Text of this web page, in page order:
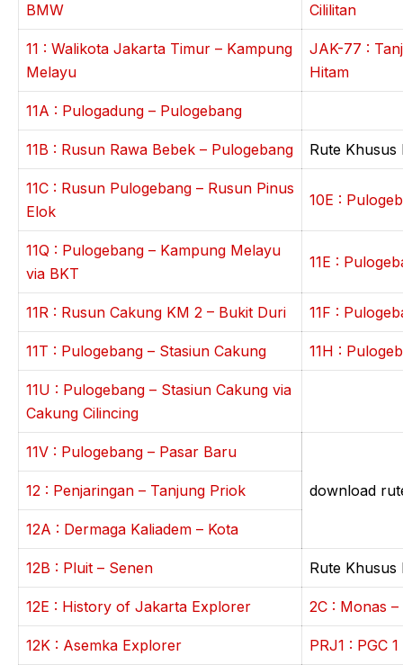
BMW
Cililitan
11 : Walikota Jakarta Timur – Kampung
Melayu
JAK-77 :
Hitam
11A : Pulogadung – Pulogebang
11B : Rusun Rawa Bebek – Pulogebang Rute Khusus
11C : Rusun Pulogebang – Rusun Pinus
Elok
10E :
11Q : Pulogebang – Kampung Melayu
via BKT
11E :
11R : Rusun Cakung KM 2 – Bukit Duri 11F :
11T : Pulogebang – Stasiun Cakung 11H :
11U : Pulogebang – Stasiun Cakung via
Cakung Cilincing
11V : Pulogebang – Pasar Baru
download
12 : Penjaringan – Tanjung Priok
12A : Dermaga Kaliadem – Kota
12B : Pluit – Senen Rute Khusus
12E : History of Jakarta Explorer 2C : Monas
12K : Asemka Explorer PRJ1 : PGC